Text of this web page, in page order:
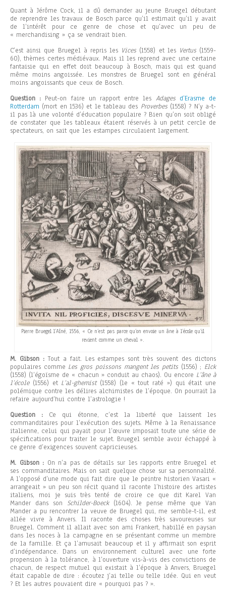
Quant à Jérôme Cock, il a dû demander au jeune Bruegel débutant
de reprendre les travaux de Bosch parce qu’il estimait qu’il y avait
de l’intérêt pour ce genre de chose et qu’avec un peu de
« merchandising » ça se vendrait bien.
C’est ainsi que Bruegel à repris les Vices(1558) et les Vertus(1559-
60), thèmes certes médiévaux. Mais il les reprend avec une certaine
fantaisie qui en effet doit beaucoup à Bosch, mais qui est quand
même moins angoissée. Les monstres de Bruegel sont en général
moins angoissants que ceux de Bosch.
Question : Peut-on faire un rapport entre les Adages d’Erasme de
Rotterdam (mort en 1536) et le tableau des Proverbes(1558) ? N’y a-t-
il pas là une volonté d’éducation populaire ? Bien qu’on soit obligé
de constater que les tableaux étaient réservés à un petit cercle de
spectateurs, on sait que les estampes circulaient largement.
Pierre Bruegel l’Aîné, 1556, « Ce n’est pas parce qu’on envoie un âne à l’école qu’il
revient comme un cheval ».
M. Gibson :Tout a fait. Les estampes sont très souvent des dictons
populaires comme Les gros poissons mangent les petits(1556) ; Elck
(1558) (l’égoïsme de « chacun » conduit au chaos). Ou encore L’âne à
l’école(1556) et L’al-ghemist(1558) (le « tout raté ») qui était une
polémique contre les délires alchimistes de l’époque. On pourrait la
refaire aujourd’hui contre l’astrologie !
Question : Ce qui étonne, c’est la liberté que laissent les
commanditaires pour l’exécution des sujets. Même à la Renaissance
italienne, celui qui payait pour l’œuvre imposait toute une série de
spécifications pour traiter le sujet. Bruegel semble avoir échappé à
ce genre d’exigences souvent capricieuses.
M. Gibson : On n’a pas de détails sur les rapports entre Bruegel et
ses commanditaires. Mais on sait quelque chose sur sa personnalité.
A l’opposé d’une mode qui fait dire que le peintre historien Vasari «
arrangeait » un peu son récit quand il raconte l’histoire des artistes
italiens, moi je suis très tenté de croire ce que dit Karel Van
Mander dans son Schilder-Boeck(1604). Je pense même que Van
Mander a pu rencontrer la veuve de Bruegel qui, me semble-t-il, est
allée vivre à Anvers. Il raconte des choses très savoureuses sur
Bruegel. Comment il allait avec son ami Frankert, habillé en paysan
dans les noces à la campagne en se présentant comme un membre
de la famille. Et ça l’amusait beaucoup et il y affirmait son esprit
d’indépendance. Dans un environnement culturel avec une forte
propension à la tolérance, à l’ouverture vis-à-vis des convictions de
chacun, de respect mutuel qui existait à l’époque à Anvers, Bruegel
était capable de dire : écoutez j’ai telle ou telle idée. Qui en veut
? Et les autres pouvaient dire « pourquoi pas ? ».